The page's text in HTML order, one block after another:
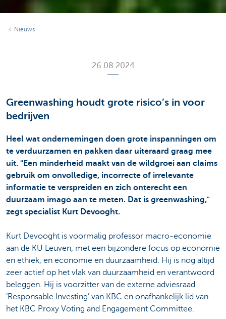
Nieuws
26.08.2024
Greenwashing houdt grote risico’s in voor
bedrijven
Heel wat ondernemingen doen grote inspanningen om
te verduurzamen en pakken daar uiteraard graag mee
uit. "Een minderheid maakt van de wildgroei aan claims
gebruik om onvolledige, incorrecte of irrelevante
informatie te verspreiden en zich onterecht een
duurzaam imago aan te meten. Dat is greenwashing,"
zegt specialist Kurt Devooght.
Kurt Devooght is voormalig professor macro-economie
aan de KU Leuven, met een bijzondere focus op economie
en ethiek, en economie en duurzaamheid. Hij is nog altijd
zeer actief op het vlak van duurzaamheid en verantwoord
beleggen. Hij is voorzitter van de externe adviesraad
‘Responsable Investing’ van KBC en onafhankelijk lid van
het KBC Proxy Voting and Engagement Committee.